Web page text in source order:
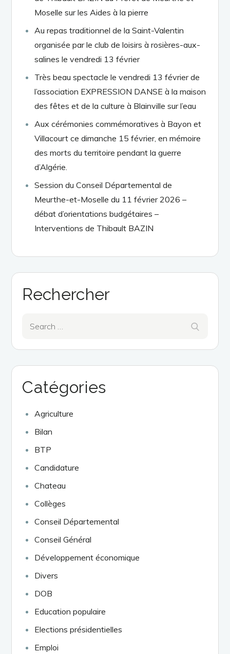
Moselle sur les Aides à la pierre
Au repas traditionnel de la Saint-Valentin
organisée par le club de loisirs à rosières-aux-
salines le vendredi 13 février
Très beau spectacle le vendredi 13 février de
l’association EXPRESSION DANSE à la maison
des fêtes et de la culture à Blainville sur l’eau
Aux cérémonies commémoratives à Bayon et
Villacourt ce dimanche 15 février, en mémoire
des morts du territoire pendant la guerre
d’Algérie.
Session du Conseil Départemental de
Meurthe-et-Moselle du 11 février 2026 –
débat d’orientations budgétaires –
Interventions de Thibault BAZIN
Rechercher
Catégories
Agriculture
Bilan
BTP
Candidature
Chateau
Collèges
Conseil Départemental
Conseil Général
Développement économique
Divers
DOB
Education populaire
Elections présidentielles
Emploi